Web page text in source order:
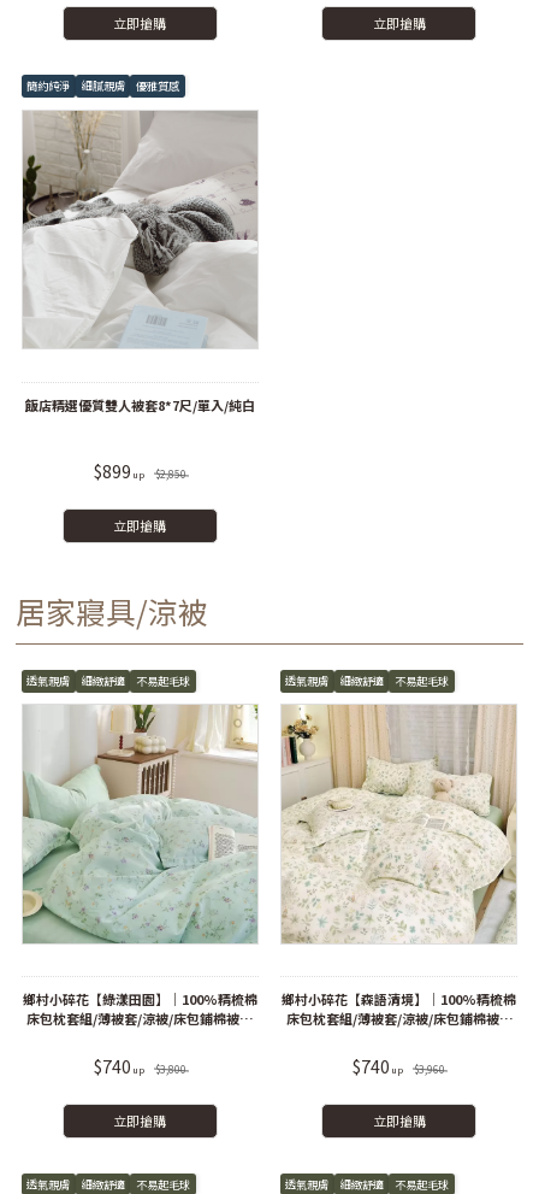
立即搶購 立即搶購
簡約純淨 細膩親膚 優雅質感
飯店精選優質雙人被套8*7尺/單入/純白
$899 $2,850
立即搶購
居家寢具/涼被
透氣親膚 細緻舒適 不易起毛球
鄉村小碎花【綠漾田園】｜100%精梳棉
床包枕套組/薄被套/涼被/床包鋪棉被套
$740 $3,800
立即搶購
透氣親膚 細緻舒適 不易起毛球
鄉村小碎花【森語清境】｜100%精梳棉
床包枕套組/薄被套/涼被/床包鋪棉被套
$740 $3,960
立即搶購
透氣親膚 細緻舒適 不易起毛球 透氣親膚 細緻舒適 不易起毛球